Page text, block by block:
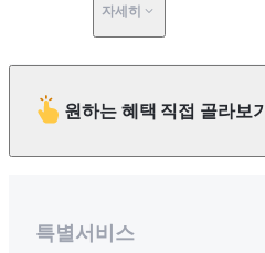
자세히
원하는 혜택 직접 골라보기
특별서비스